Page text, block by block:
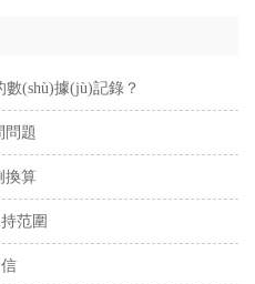
據(jù)記錄？
問題
換算
范圍